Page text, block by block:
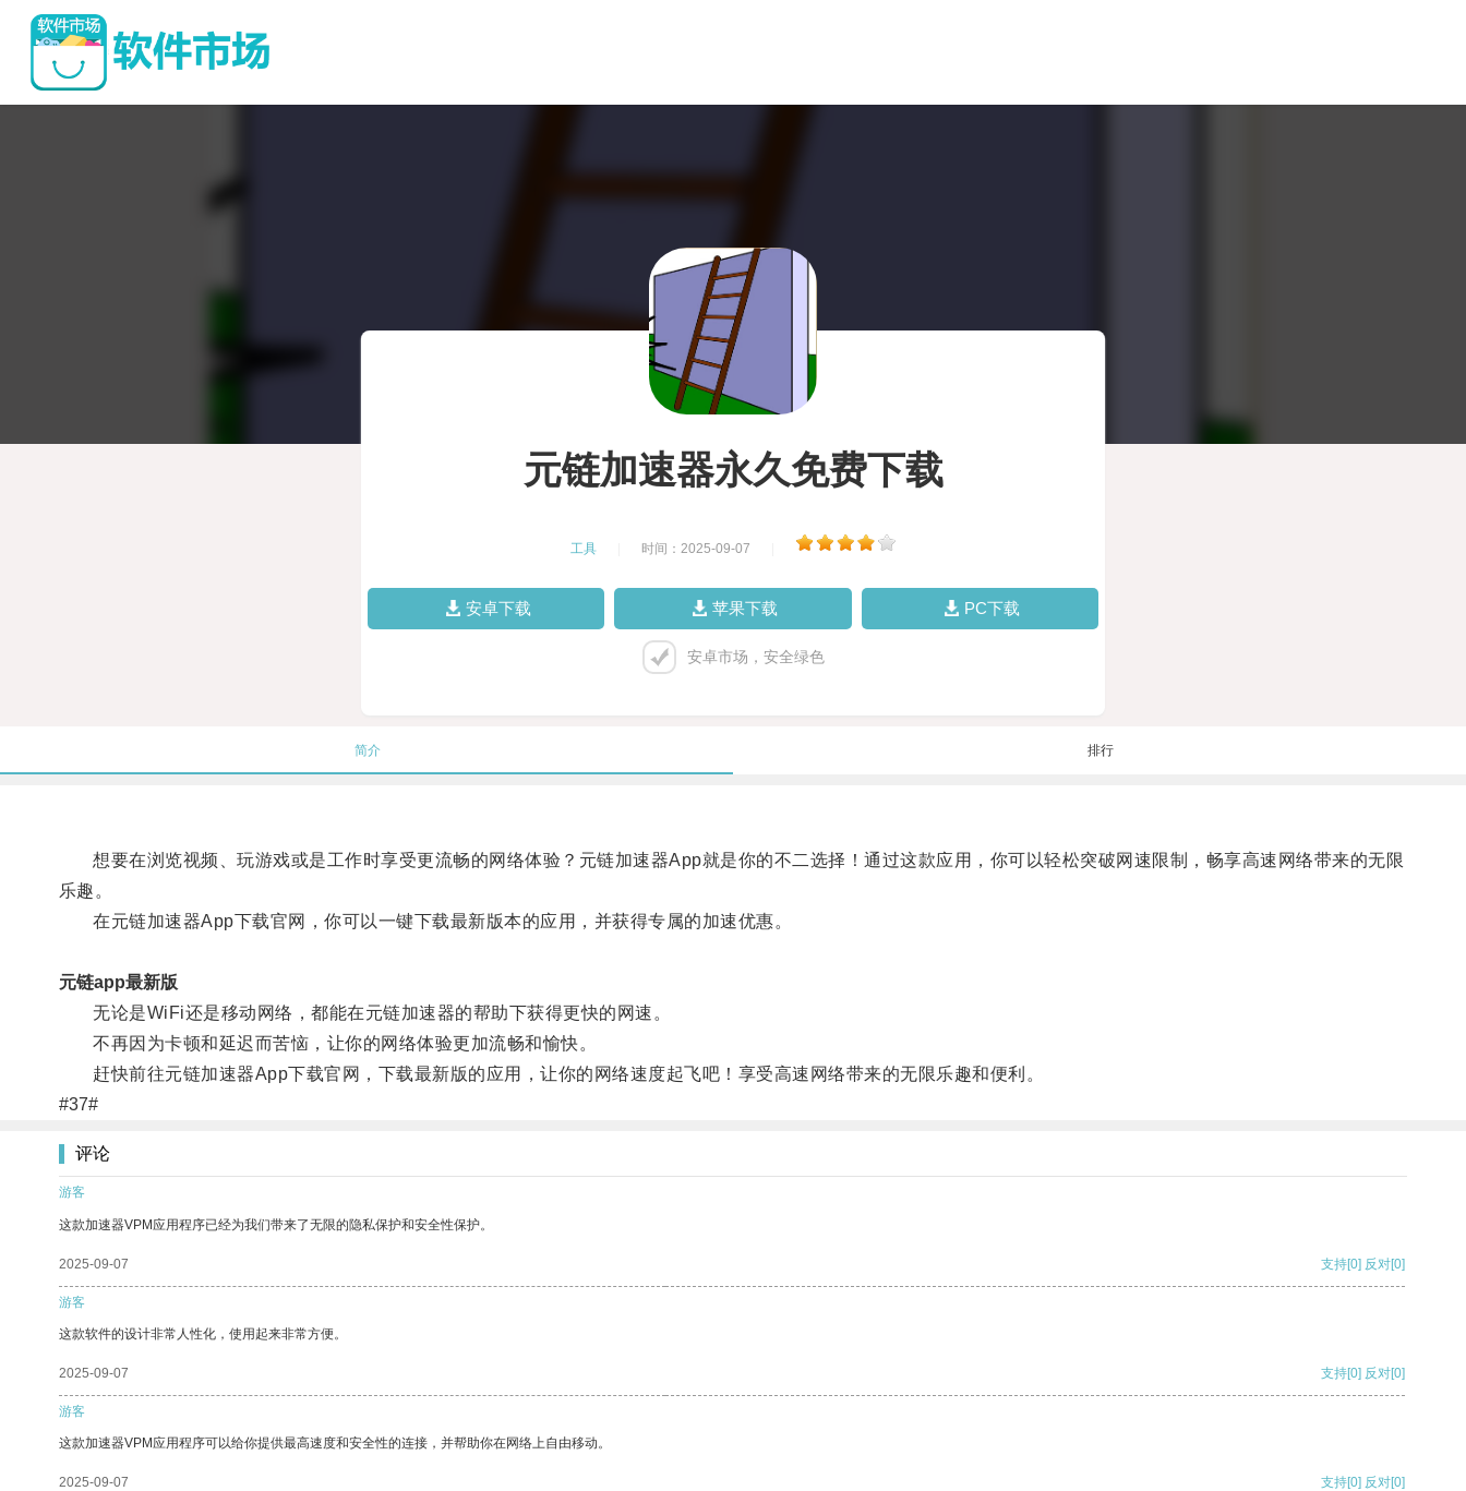
元链加速器永久免费下载
工具 时间：2025-09-07
安卓下载 苹果下载 PC下载
安卓市场，安全绿色
简介 排行
想要在浏览视频、玩游戏或是工作时享受更流畅的网络体验？元链加速器App就是你的不二选择！通过这款应用，你可以轻松突破网速限制，畅享高速网络带来的无限
乐趣。
在元链加速器App下载官网，你可以一键下载最新版本的应用，并获得专属的加速优惠。
元链app最新版
无论是WiFi还是移动网络，都能在元链加速器的帮助下获得更快的网速。
不再因为卡顿和延迟而苦恼，让你的网络体验更加流畅和愉快。
赶快前往元链加速器App下载官网，下载最新版的应用，让你的网络速度起飞吧！享受高速网络带来的无限乐趣和便利。
#37#
评论
游客
这款加速器VPM应用程序已经为我们带来了无限的隐私保护和安全性保护。
2025-09-07 支持[0] 反对[0]
游客
这款软件的设计非常人性化，使用起来非常方便。
2025-09-07 支持[0] 反对[0]
游客
这款加速器VPM应用程序可以给你提供最高速度和安全性的连接，并帮助你在网络上自由移动。
2025-09-07 支持[0] 反对[0]